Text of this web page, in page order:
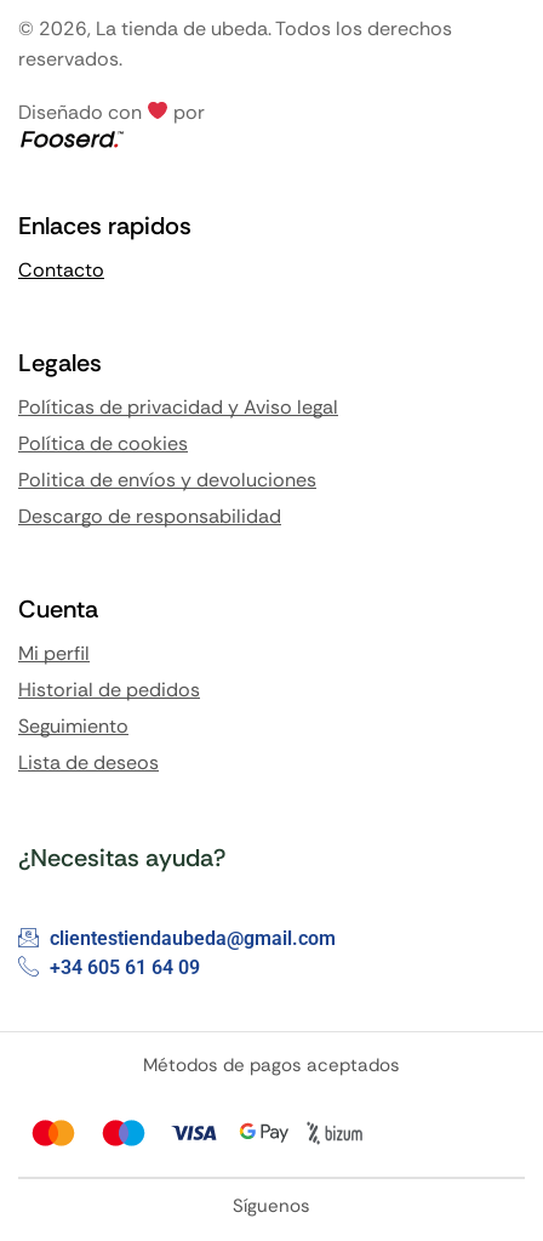
© 2026, La tienda de ubeda. Todos los derechos
reservados.
Diseñado con por
Enlaces rapidos
Contacto
Legales
Políticas de privacidad y Aviso legal
Política de cookies
Politica de envíos y devoluciones
Descargo de responsabilidad
Cuenta
Mi perfil
Historial de pedidos
Seguimiento
Lista de deseos
¿Necesitas ayuda?
clientestiendaubeda@gmail.com
+34 605 61 64 09
Métodos de pagos aceptados
Síguenos